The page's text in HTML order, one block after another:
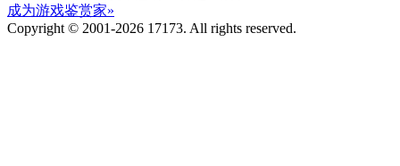
成为游戏鉴赏家»
Copyright © 2001-2026 17173. All rights reserved.